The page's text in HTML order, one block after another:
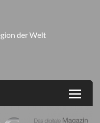
der Welt